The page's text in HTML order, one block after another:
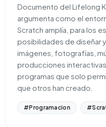
Documento del Lifelong
argumenta como el
Scratch amplía, para los
posibilidades de diseñar
imágenes, fotografías,
producciones
programas que solo
que otros han creado.
#Programacion